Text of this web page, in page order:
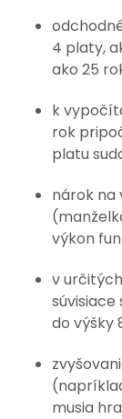
4 platy,
ako 25
k
rok
platu
nárok na
výkon
v
do výšky
musia